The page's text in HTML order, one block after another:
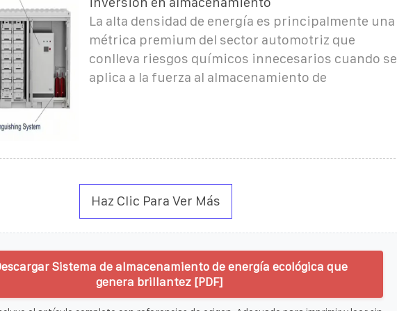
La alta densidad de energía es principalmente una
métrica premium del sector automotriz que
conlleva riesgos químicos innecesarios cuando se
aplica a la fuerza al almacenamiento de
Haz Clic Para Ver Más
Sistema de almacenamiento de energía ecológica que
genera brillantez [PDF]